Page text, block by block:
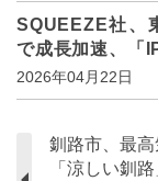
SQUEEZE社、
で成長加速、「
2026年04月22日
釧路市、最
「涼しい釧